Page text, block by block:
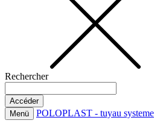
Rechercher
Menü POLOPLAST - tuyau systeme